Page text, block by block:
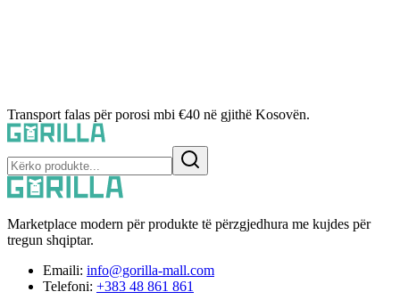
Transport falas për porosi mbi €40 në gjithë Kosovën.
Marketplace modern për produkte të përzgjedhura me kujdes për
tregun shqiptar.
Emaili: info@gorilla-mall.com
Telefoni: +383 48 861 861